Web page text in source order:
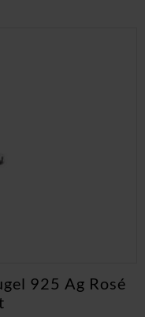
925 Ag Rosé